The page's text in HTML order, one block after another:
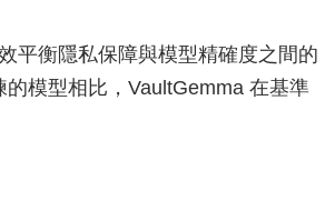
平衡隱私保障與模型精確度之間的
模型相比，VaultGemma 在基準